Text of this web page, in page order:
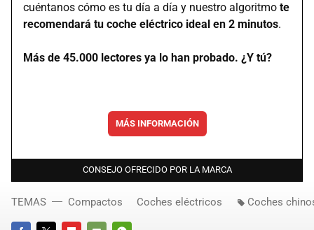
cuéntanos cómo es tu día a día y nuestro algoritmo te
recomendará tu coche eléctrico ideal en 2 minutos.
Más de 45.000 lectores ya lo han probado. ¿Y tú?
MÁS INFORMACIÓN
CONSEJO OFRECIDO POR LA MARCA
TEMAS Compactos Coches eléctricos Coches